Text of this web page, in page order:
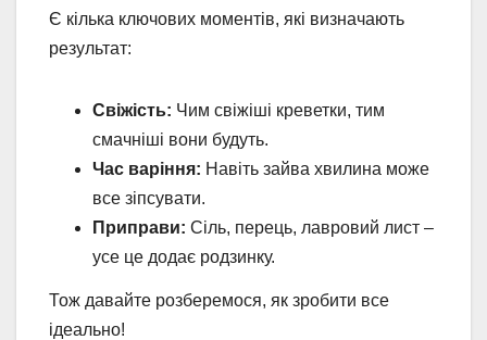
Є кілька ключових моментів, які визначають
результат:
Свіжість: Чим свіжіші креветки, тим
смачніші вони будуть.
Час варіння: Навіть зайва хвилина може
все зіпсувати.
Приправи: Сіль, перець, лавровий лист –
усе це додає родзинку.
Тож давайте розберемося, як зробити все
ідеально!